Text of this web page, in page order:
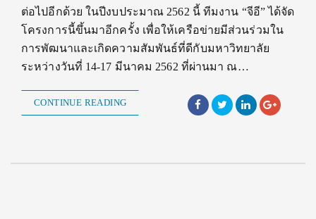
ต่อไปอีกด้วย ในปีงบประมาณ 2562 นี้ ทีมงาน “จีอี” ได้จัด
โครงการนี้ขึ้นมาอีกครั้ง เพื่อให้เครือข่ายมีส่วนร่วมใน
การพัฒนาและเกิดความสัมพันธ์ที่ดีกับมหาวิทยาลัย
ระหว่างวันที่ 14-17 มีนาคม 2562 ที่ผ่านมา ณ…
CONTINUE READING